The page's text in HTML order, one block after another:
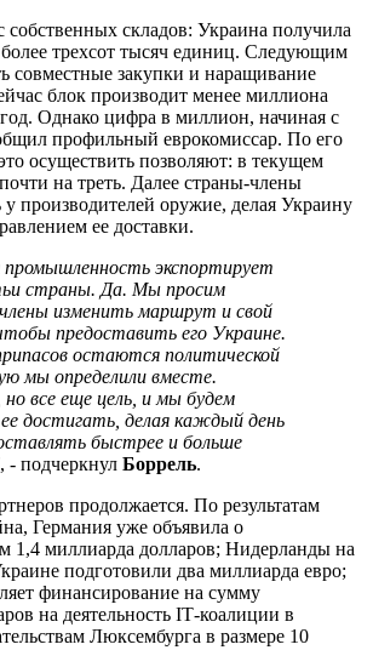
складов: Украина получила
трехсот тысяч единиц. Следующим
совместные закупки и наращивание
блок производит менее миллиона
Однако цифра в миллион, начиная с
профильный еврокомиссар. По его
осуществить позволяют: в текущем
на треть. Далее страны-члены
производителей оружие, делая Украину
ее доставки.
промышленность экспортирует
страны. Да. Мы просим
изменить маршрут и свой
предоставить его Украине.
остаются политической
мы определили вместе.
все еще цель, и мы будем
достигать, делая каждый день
быстрее и больше
, - подчеркнул Боррель.
продолжается. По результатам
Германия уже объявила о
1,4 миллиарда долларов; Нидерланды на
подготовили два миллиарда евро;
финансирование на сумму
на деятельность ІТ-коалиции в
Люксембурга в размере 10